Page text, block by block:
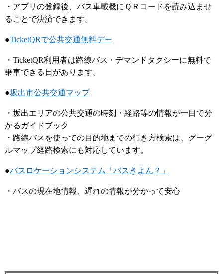
・アプリの登録後、バス車載機にＱＲコードを読み込ませ
ることで決済できます。
●TicketQRで公共交通無料デー
・TicketQR利用者は路線バス・デマンドタクシーに無料で
乗車できる日があります。
●坂出市公共交通マップ
・坂出エリアの公共交通の時刻・経路等の情報が一目で分
かるガイドブック
・路線バスを使っての目的地までの行き方検索は、グーグ
ルマップ経路検索にも対応しています。
●バスロケーションシステム「バスきよん？」
・バスの現在地情報、遅れの情報が分かって安心